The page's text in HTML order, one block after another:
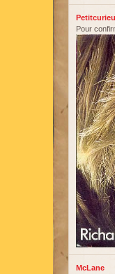
Pour
McLane